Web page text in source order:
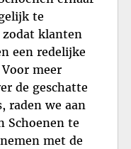
te
zodat klanten
een redelijke
meer
de geschatte
raden we aan
Schoenen te
met de